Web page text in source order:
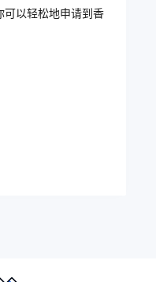
可以轻松地申请到香